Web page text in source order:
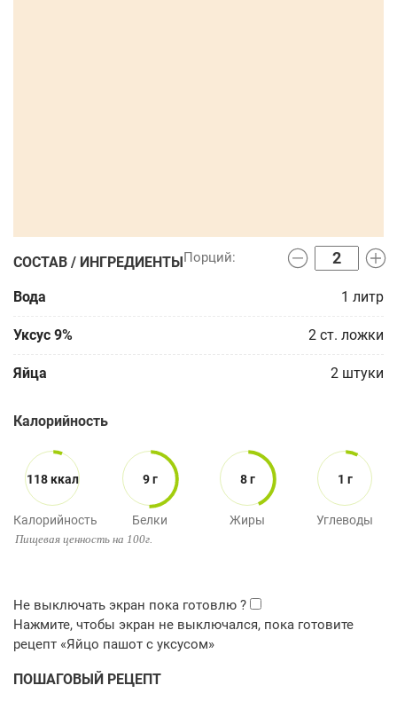
СОСТАВ / ИНГРЕДИЕНТЫ
Вода 1 литр
Уксус 9% 2 ст. ложки
Яйца 2 штуки
Калорийность
118 ккал
Калорийность
9 г
Белки
8 г
Жиры
1 г
Углеводы
Пищевая ценность на 100г.
ПОШАГОВЫЙ РЕЦЕПТ